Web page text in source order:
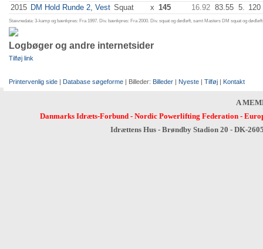
2015 DM Hold Runde 2, Vest Squat x 145 16.92 83.55 5. 120
Stævnedata: 3-kamp og bænkpres: Fra 1997. Div. bænkpres: Fra 2000. Div. squat og dødløft, samt Masters DM squat og
Logbøger og andre internetsider
Tilføj link
Printervenlig side | Database søgeforme | Billeder: Billeder | Nyeste | Tilføj | Kontakt
A
Danmarks Idræts-Forbund- Nordic Powerlifting Federation-
Idrættens Hus - Brøndby Stadion 20 - DK-